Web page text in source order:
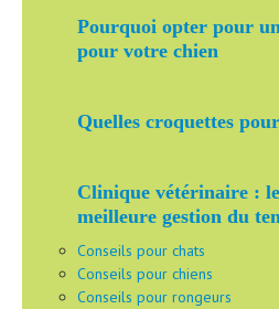
Pourquoi opter pour
pour votre chien
Quelles croquettes
Clinique vétérinaire :
meilleure gestion du
Conseils pour chats
Conseils pour chiens
Conseils pour rongeurs